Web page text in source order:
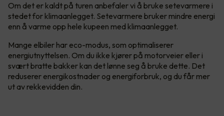
Om det er kaldt på turen anbefaler vi å bruke setevarmere i
stedet for klimaanlegget. Setevarmere bruker mindre energi
enn å varme opp hele kupeen med klimaanlegget.
Mange elbiler har eco-modus, som optimaliserer
energiutnyttelsen. Om du ikke kjører på motorveier eller i
svært bratte bakker kan det lønne seg å bruke dette. Det
reduserer energikostnader og energiforbruk, og du får mer
ut av rekkevidden din.